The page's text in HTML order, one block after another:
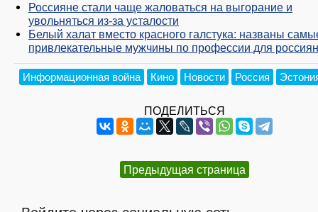
Россияне стали чаще жаловаться на выгорание и
увольняться из-за усталости
Белый халат вместо красного галстука: названы
привлекательные мужчины по профессии для
Информационная война Кино Новости Россия
ПОДЕЛИТЬСЯ
Предыдущая страница